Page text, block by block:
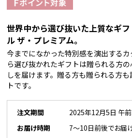
世界中から選び抜いた上質なギ
ル ザ・プレミアム。
今までになかった特別感を演出する
ら選び抜かれたギフトは贈られる方
しを届けます。贈る方も贈られる方
トです。
注文期間
2025年12月5日 午
お届け時期
7～10日前後でお届